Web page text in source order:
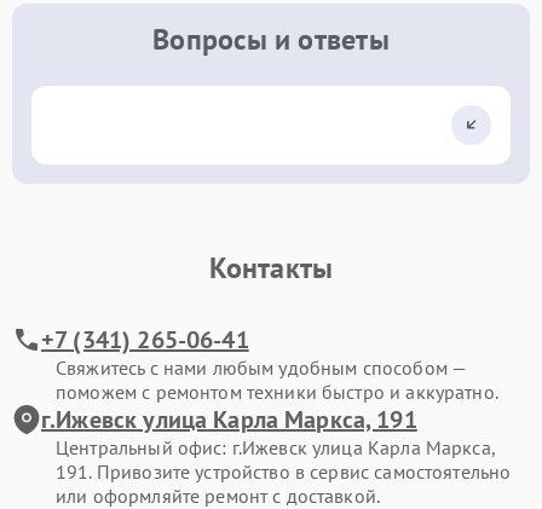
Вопросы и ответы
Контакты
+7 (341) 265-06-41
Свяжитесь с нами любым удобным способом —
поможем с ремонтом техники быстро и аккуратно.
г.Ижевск улица Карла Маркса, 191
Центральный офис: г.Ижевск улица Карла Маркса,
191. Привозите устройство в сервис самостоятельно
или оформляйте ремонт с доставкой.